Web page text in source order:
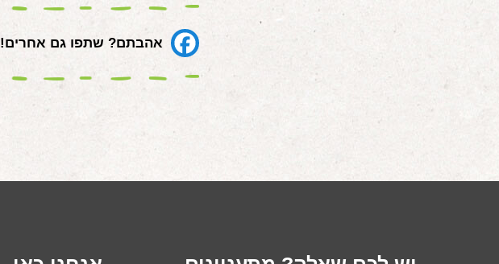
אהבתם? שתפו גם אחרים!